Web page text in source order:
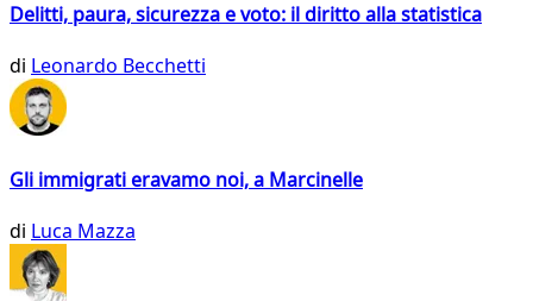
Delitti, paura, sicurezza e voto: il diritto alla statistica
di Leonardo Becchetti
Gli immigrati eravamo noi, a Marcinelle
di Luca Mazza